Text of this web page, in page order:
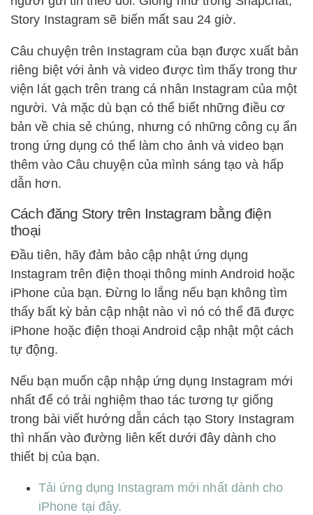
Story Instagram sẽ biến mất sau 24 giờ.
Câu chuyện trên Instagram của bạn được xuất bản
riêng biệt với ảnh và video được tìm thấy trong thư
viện lát gạch trên trang cá nhân Instagram của một
người. Và mặc dù bạn có thể biết những điều cơ
bản về chia sẻ chúng, nhưng có những công cụ ẩn
trong ứng dụng có thể làm cho ảnh và video bạn
thêm vào Câu chuyện của mình sáng tạo và hấp
dẫn hơn.
Cách đăng Story trên Instagram bằng điện
thoại
Đầu tiên, hãy đảm bảo cập nhật ứng dụng
Instagram trên điện thoại thông minh Android hoặc
iPhone của bạn. Đừng lo lắng nếu bạn không tìm
thấy bất kỳ bản cập nhật nào vì nó có thể đã được
iPhone hoặc điện thoại Android cập nhật một cách
tự động.
Nếu bạn muốn cập nhập ứng dụng Instagram mới
nhất để có trải nghiệm thao tác tương tự giống
trong bài viết hướng dẫn cách tạo Story Instagram
thì nhấn vào đường liên kết dưới đây dành cho
thiết bị của bạn.
Tải ứng dụng Instagram mới nhất dành cho
iPhone tại đây.